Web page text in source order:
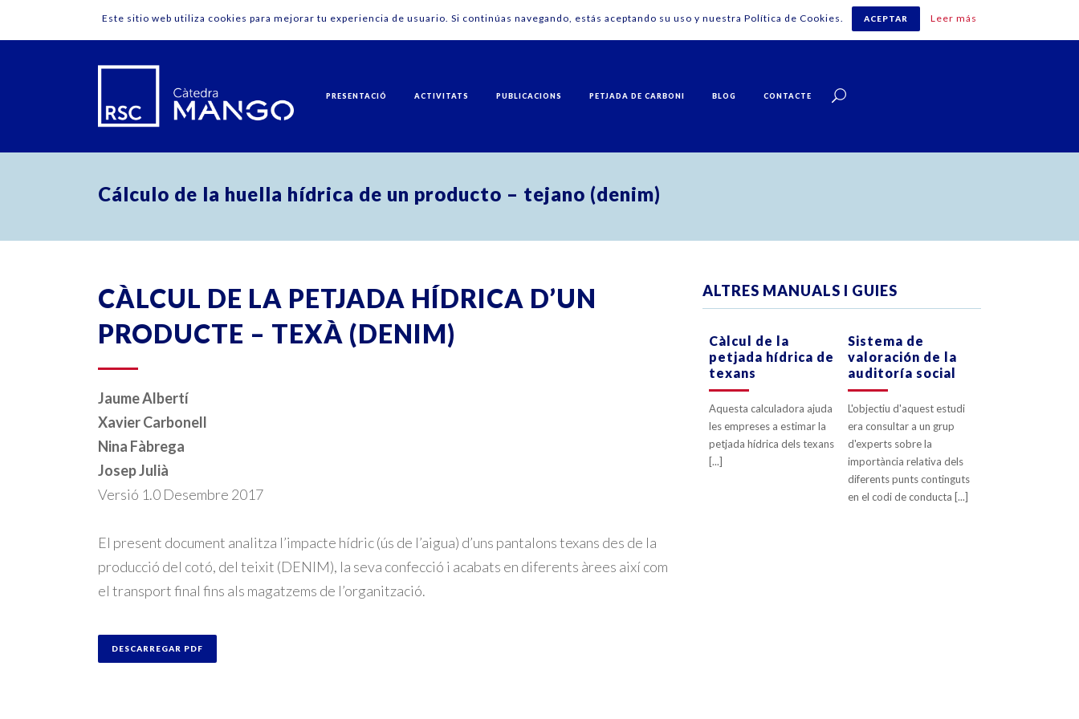
Català
PRESENTACIÓ ACTIVITATS PUBLICACIONS PETJADA DE CARBONI BLOG CONTACTE
Cálculo de la huella hídrica de un producto – tejano (denim)
CÀLCUL DE LA PETJADA HÍDRICA D’UN
PRODUCTE – TEXÀ (DENIM)
Jaume Albertí
Xavier Carbonell
Nina Fàbrega
Josep Julià
Versió 1.0 Desembre 2017
El present document analitza l’impacte hídric (ús de l’aigua) d’uns pantalons texans des de la
producció del cotó, del teixit (DENIM), la seva confecció i acabats en diferents àrees així com
el transport final fins als magatzems de l’organització.
DESCARREGAR PDF
ALTRES MANUALS I GUIES
0LIKES
Càlcul de la
petjada hídrica de
texans
Aquesta calculadora ajuda
les empreses a estimar la
petjada hídrica dels texans
[...]
0LIKES
Sistema de
valoración de la
auditoría social
L'objectiu d'aquest estudi
era consultar a un grup
d'experts sobre la
importància relativa dels
diferents punts continguts
en el codi de conducta [...]
Este sitio web utiliza cookies para mejorar tu experiencia de usuario. Si continúas navegando, estás aceptando su uso y nuestra Política de Cookies. ACEPTAR Leer más